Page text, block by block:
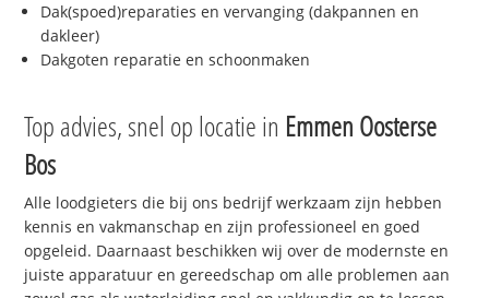
Dak(spoed)reparaties en vervanging (dakpannen en
dakleer)
Dakgoten reparatie en schoonmaken
Top advies, snel op locatie in Emmen Oosterse
Bos
Alle loodgieters die bij ons bedrijf werkzaam zijn hebben
kennis en vakmanschap en zijn professioneel en goed
opgeleid. Daarnaast beschikken wij over de modernste en
juiste apparatuur en gereedschap om alle problemen aan